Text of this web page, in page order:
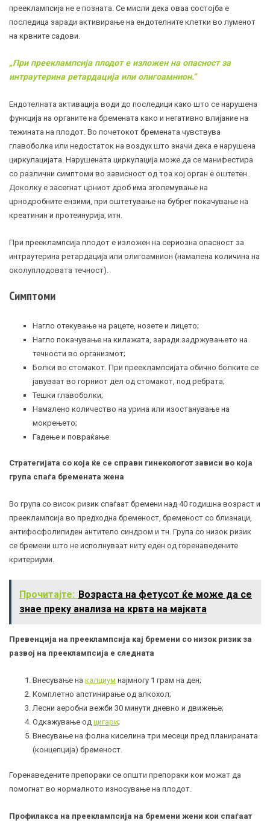
прееклампсија не е позната. Се мисли дека оваа состојба е
последица заради активирање на ендотелните клетки во луменот
на крвните садови.
„При прееклампсија плодот е изложен на опасност за
интраутерина ретардација или олигоамнион.“
Ендотелната активација води до последици како што се нарушена
функција на органите на бремената како и негативно влијание на
тежината на плодот. Во почетокот бремената чувствува
главоболка или недостаток на воздух што значи дека е нарушена
циркулацијата. Нарушената циркулација може да се манифестира
со различни симптоми во зависност од тоа кој орган е оштетен.
Доколку е засегнат црниот дроб има зголемување на
црнодробните ензими, при оштетување на бубрег покачување на
креатинин и протеинурија, итн.
При прееклампсија плодот е изложен на сериозна опасност за
интраутерина ретардација или олигоамнион (намалена количина на
околуплодовата течност).
Симптоми
Нагло отекување на рацете, нозете и лицето;
Нагло покачување на килажата, заради задржувањето на
течности во организмот;
Болки во стомакот. При прееклампсијата обично болките се
јавуваат во горниот дел од стомакот, под ребрата;
Тешки главоболки;
Намалено количество на урина или изостанување на
мокрењето;
Гадење и повраќање.
Стратегијата со која ќе се справи гинекологот зависи во која
група спаѓа бремената жена
Во група со висок ризик спаѓаат бремени над 40 годишна возраст и
прееклампсија во предходна бременост, бременост со близнаци,
антифосфолипиден антитело синдром и тн. Група со низок ризик
се бремени што не исполнуваат ниту еден од горенаведените
критериуми.
Прочитајте: Возраста на фетусот ќе може да се
знае преку анализа на крвта на мајката
Превенција на прееклампсија кај бремени со низок ризик за
развој на прееклампсија е следната
Внесување на калциум најмногу 1 грам на ден;
Комплетно апстинирање од алкохол;
Лесни аеробни вежби 30 минути дневно и движење;
Одкажување од цигари;
Внесување на фолна киселина три месеци пред планираната
(концепција) бременост.
Горенаведените препораки се општи препораки кои можат да
помогнат во нормалното износување на плодот.
Профилакса на прееклампсија на бремени жени кои спаѓаат